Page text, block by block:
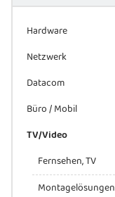
Hardware
Netzwerk
Datacom
Büro / Mobil
TV/Video
Fernsehen, TV
Montagelösungen